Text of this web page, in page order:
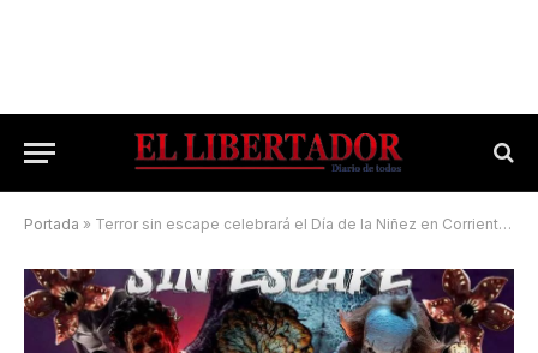
Portada » Terror sin escape celebrará el Día de la Niñez en Corrientes